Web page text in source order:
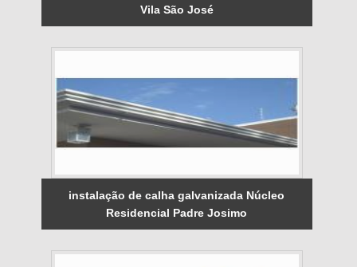
Vila São José
instalação de calha galvanizada Núcleo
Residencial Padre Josimo